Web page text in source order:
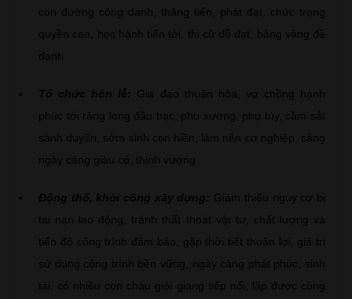
con đường công danh, thăng tiến, phát đạt, chức trọng
quyền cao, học hành tiến tới, thi cử đỗ đạt, bảng vàng đề
danh
Tổ chức hôn lễ: Gia đạo thuận hòa, vợ chồng hạnh
phúc tới răng long đầu bạc, phu xướng, phụ tùy, cầm sắt
sánh duyên, sớm sinh con hiền, làm nên cơ nghiệp, càng
ngày càng giàu có, thịnh vượng
Động thổ, khởi công xây dựng: Giảm thiểu nguy cơ bị
tai nạn lao động, tránh thất thoát vật tư, chất lượng và
tiến độ công trình đảm bảo, gặp thời tiết thuận lợi, giá trị
sử dụng công trình bền vững, ngày càng phát phúc, sinh
tài, có nhiều con cháu giỏi giang tiếp nối, lập được công